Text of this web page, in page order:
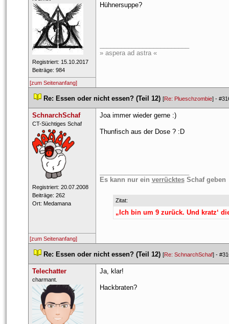
Registriert: 15.10.2017
Beiträge: 984
Hühnersuppe?
» aspera ad astra «
[zum Seitenanfang]
Re: Essen oder nicht essen? (Teil 12) [Re: Plueschzombie] -
SchnarchSchaf
CT-Sü​chtig​es Sc​haf​
Registriert: 20.07.2008
Beiträge: 262
Ort: Medamana
Joa immer wieder gerne :)
Thunfisch aus der Dose ? :D
Es kann nur ein verrückte Schaf geben
Zitat:
„Ich bin um 9 zurück. Und kratz‘
[zum Seitenanfang]
Re: Essen oder nicht essen? (Teil 12) [Re: SchnarchSchaf] -
Telechatter
​charmant.
Ja, klar!
Hackbraten?